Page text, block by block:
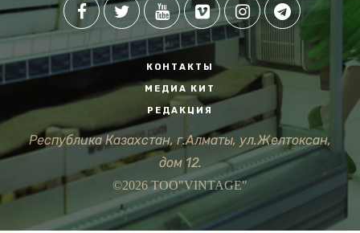
КОНТАКТЫ
МЕДИА КИТ
РЕДАКЦИЯ
Республика Казахстан, г.Алматы, ул.Желтоксан,
дом 12.
©2026 ТОО"VINTAGE"